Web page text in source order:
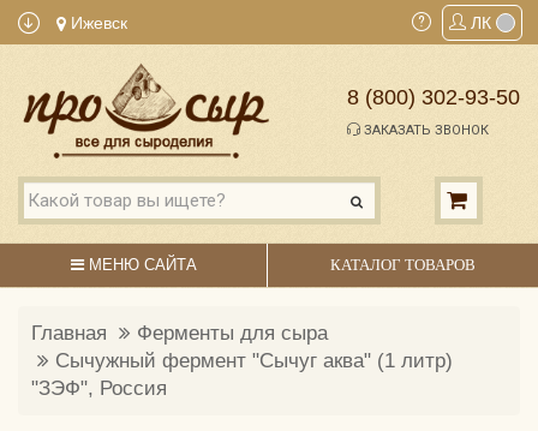
Ижевск ЛК
8 (800) 302-93-50
ЗАКАЗАТЬ ЗВОНОК
МЕНЮ САЙТА КАТАЛОГ ТОВАРОВ
Главная
Ферменты для сыра
Сычужный фермент "Сычуг аква" (1 литр)
"ЗЭФ", Россия